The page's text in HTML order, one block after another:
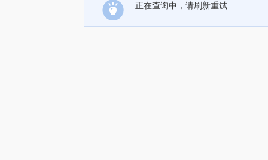
正在查询中，请刷新重试